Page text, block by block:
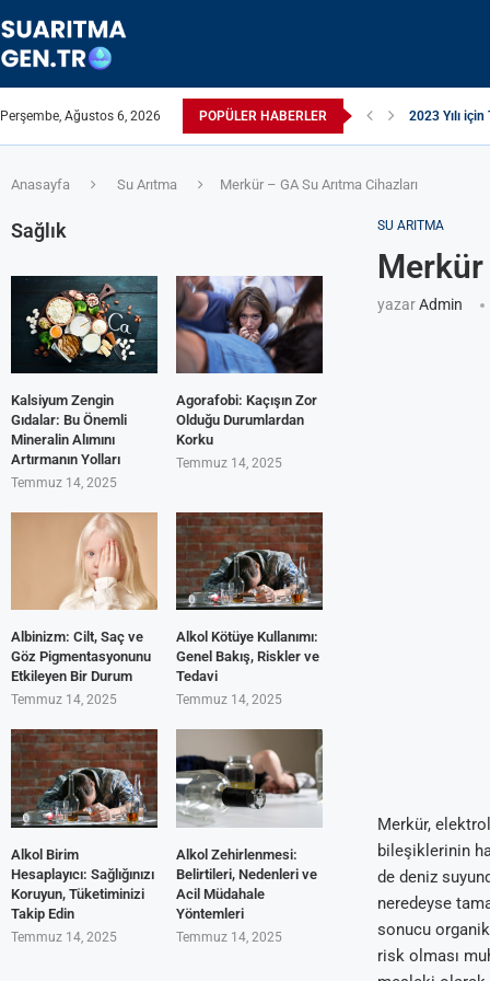
Perşembe, Ağustos 6, 2026 POPÜLER HABERLER
2023 Yılı için
Suyun TDS
Anasayfa Su Arıtma Merkür – GA Su Arıtma Cihazları
SU ARITMA
Merkür
yazarAdmin
Merkür,
bileşiklerinin
de deniz
neredeyse
sonucu
risk olması
Sağlık
Kalsiyum Zengin
Gıdalar: Bu Önemli
Mineralin Alımını
Artırmanın Yolları
Temmuz 14, 2025
Agorafobi: Kaçışın Zor
Olduğu Durumlardan
Korku
Temmuz 14, 2025
Albinizm: Cilt, Saç ve
Göz Pigmentasyonunu
Etkileyen Bir Durum
Temmuz 14, 2025
Alkol Kötüye Kullanımı:
Genel Bakış, Riskler ve
Tedavi
Temmuz 14, 2025
Alkol Birim
Hesaplayıcı: Sağlığınızı
Koruyun, Tüketiminizi
Takip Edin
Temmuz 14, 2025
Alkol Zehirlenmesi:
Belirtileri, Nedenleri ve
Acil Müdahale
Yöntemleri
Temmuz 14, 2025